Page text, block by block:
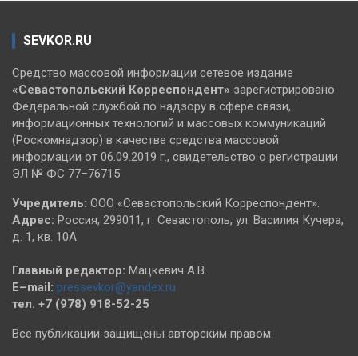
SEVKOR.RU
Средство массовой информации сетевое издание
«Севастопольский Корреспондент» зарегистрировано
Федеральной службой по надзору в сфере связи,
информационных технологий и массовых коммуникаций
(Роскомнадзор) в качестве средства массовой
информации от 06.09.2019 г., свидетельство о регистрации
ЭЛ № ФС 77–76715
Учредитель: ООО «Севастопольский Корреспондент».
Адрес: Россия, 299011, г. Севастополь, ул. Василия Кучера,
д. 1, кв. 10А
Главный редактор: Мацкевич А.В.
E–mail: pressevkor@yandex.ru
тел. +7 (978) 918-52-25
Все публикации защищены авторским правом.